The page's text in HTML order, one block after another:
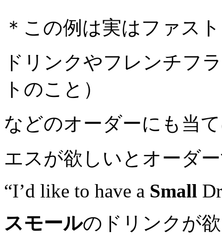
＊この例は実はファス
ドリンクやフレンチフ
トのこと）
などのオーダーにも当
エスが欲しいとオーダ
“I’d like to have a Small
スモールのドリンクが